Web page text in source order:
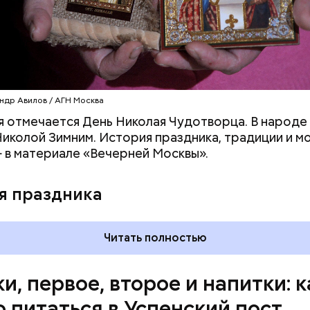
Авилов / АГН Москва
отмечается День Николая Чудотворца. В народе
Зимним. История праздника, традиции и
материале «Вечерней Москвы».
праздника
Читать полностью
первое, второе и напитки:
лиственного;
лука;
масла;
и укропа.